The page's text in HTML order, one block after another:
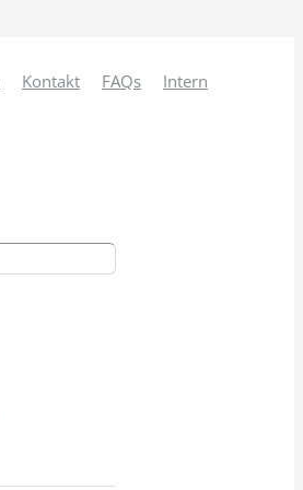
Kontakt FAQs Intern